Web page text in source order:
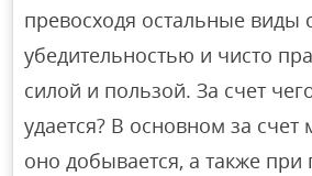
превосходя остальные виды
убедительностью и чисто
силой и пользой. За счет
удается? В основном за счет
оно добывается, а также